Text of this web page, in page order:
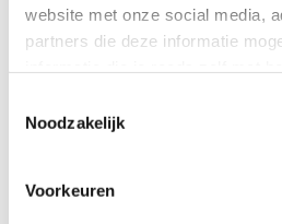
website met onze social media,
partners die deze informatie
Noodzakelijk
Voorkeuren
Eilat bent moet je deze
Na Dolphin Reef was het al
een fantastisch diner